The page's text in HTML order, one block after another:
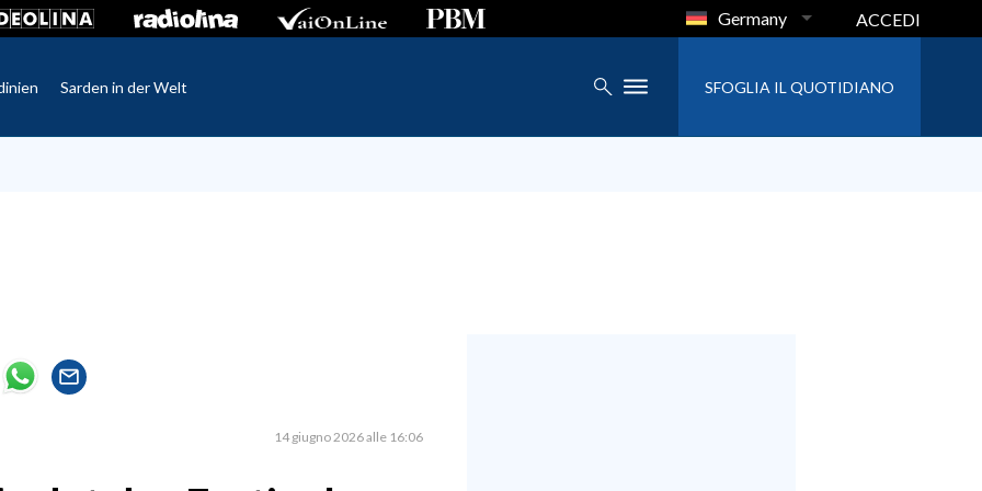
Germany ACCEDI
Sarden in der Welt SFOGLIA IL QUOTIDIANO
14 giugno 2026 alle 16:06